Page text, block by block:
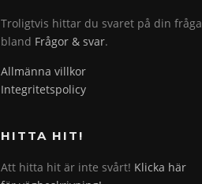
Troligtvis hittar du svaret på din fråga
bland Frågor & svar.
Allmänna villkor
Integritetspolicy
HITTA HIT!
Att hitta hit är inte svårt! Klicka här